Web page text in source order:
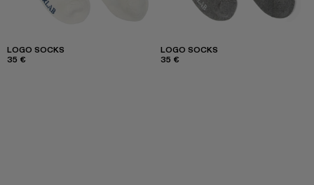
LOGO SOCKS
35 €
LOGO SOCKS
35 €